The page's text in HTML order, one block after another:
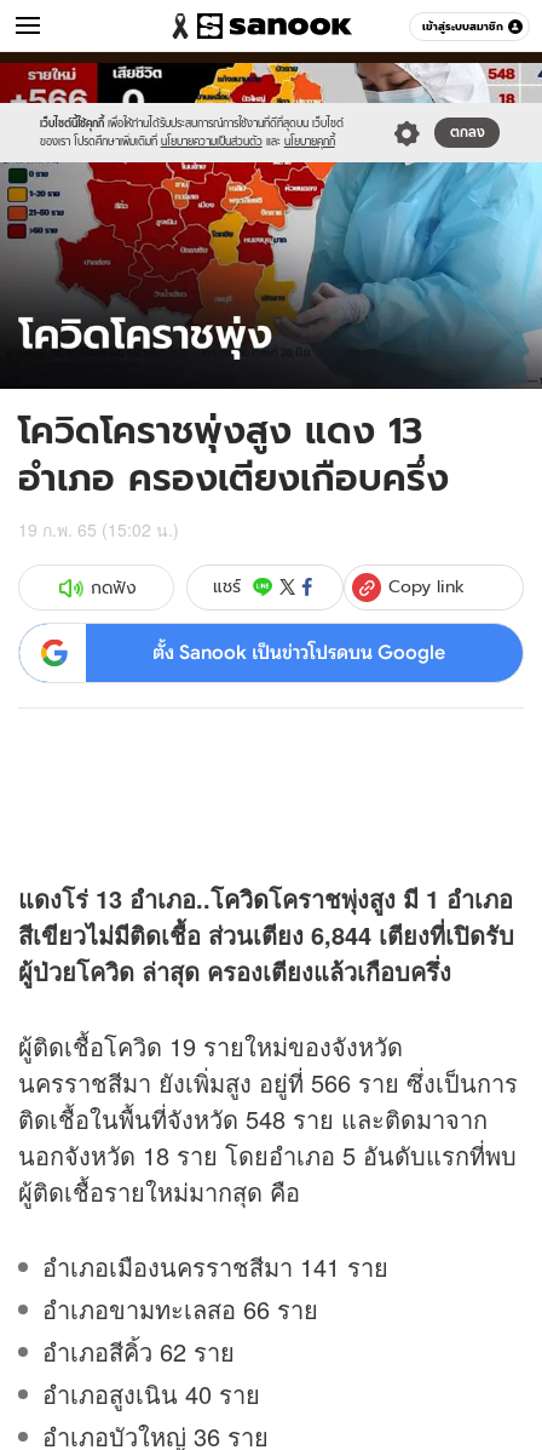
เข้าสู่ระบบสมาชิก
ข่าว หมวดอื่นๆ
เว็บไซต์นี้ใช้คุกกี้ เพื่อให้ท่านได้รับประสบการณ์การใช้งานที่ดีที่สุดบน เว็บไซต์
ของเรา โปรดศึกษาเพิ่มเติมที่ นโยบายความเป็นส่วนตัว และ นโยบายคุกกี้
ตกลง
Sanook
//s.isanook.com/sr/0/images/logo-
new-
sanook.png
600
60
//s.isanook.com/ns/0/ud/1704/8520270/korat.jpg
โควิดโคราชพุ่งสูง แดง 13
อำเภอ ครองเตียงเกือบครึ่ง
19 ก.พ. 65 (15:02 น.)
กดฟัง แชร์ Copy link
ตั้ง Sanook เป็นข่าวโปรดบน Google
แดงโร่ 13 อำเภอ..โควิดโคราชพุ่งสูง มี 1 อำเภอ
สีเขียวไม่มีติดเชื้อ ส่วนเตียง 6,844 เตียงที่เปิดรับ
ผู้ป่วยโควิด ล่าสุด ครองเตียงแล้วเกือบครึ่ง
ผู้ติดเชื้อโควิด 19 รายใหม่ของจังหวัด
นครราชสีมา ยังเพิ่มสูง อยู่ที่ 566 ราย ซึ่งเป็นการ
ติดเชื้อในพื้นที่จังหวัด 548 ราย และติดมาจาก
นอกจังหวัด 18 ราย โดยอำเภอ 5 อันดับแรกที่พบ
ผู้ติดเชื้อรายใหม่มากสุด คือ
อำเภอเมืองนครราชสีมา 141 ราย
อำเภอขามทะเลสอ 66 ราย
อำเภอสีคิ้ว 62 ราย
อำเภอสูงเนิน 40 ราย
อำเภอบัวใหญ่ 36 ราย